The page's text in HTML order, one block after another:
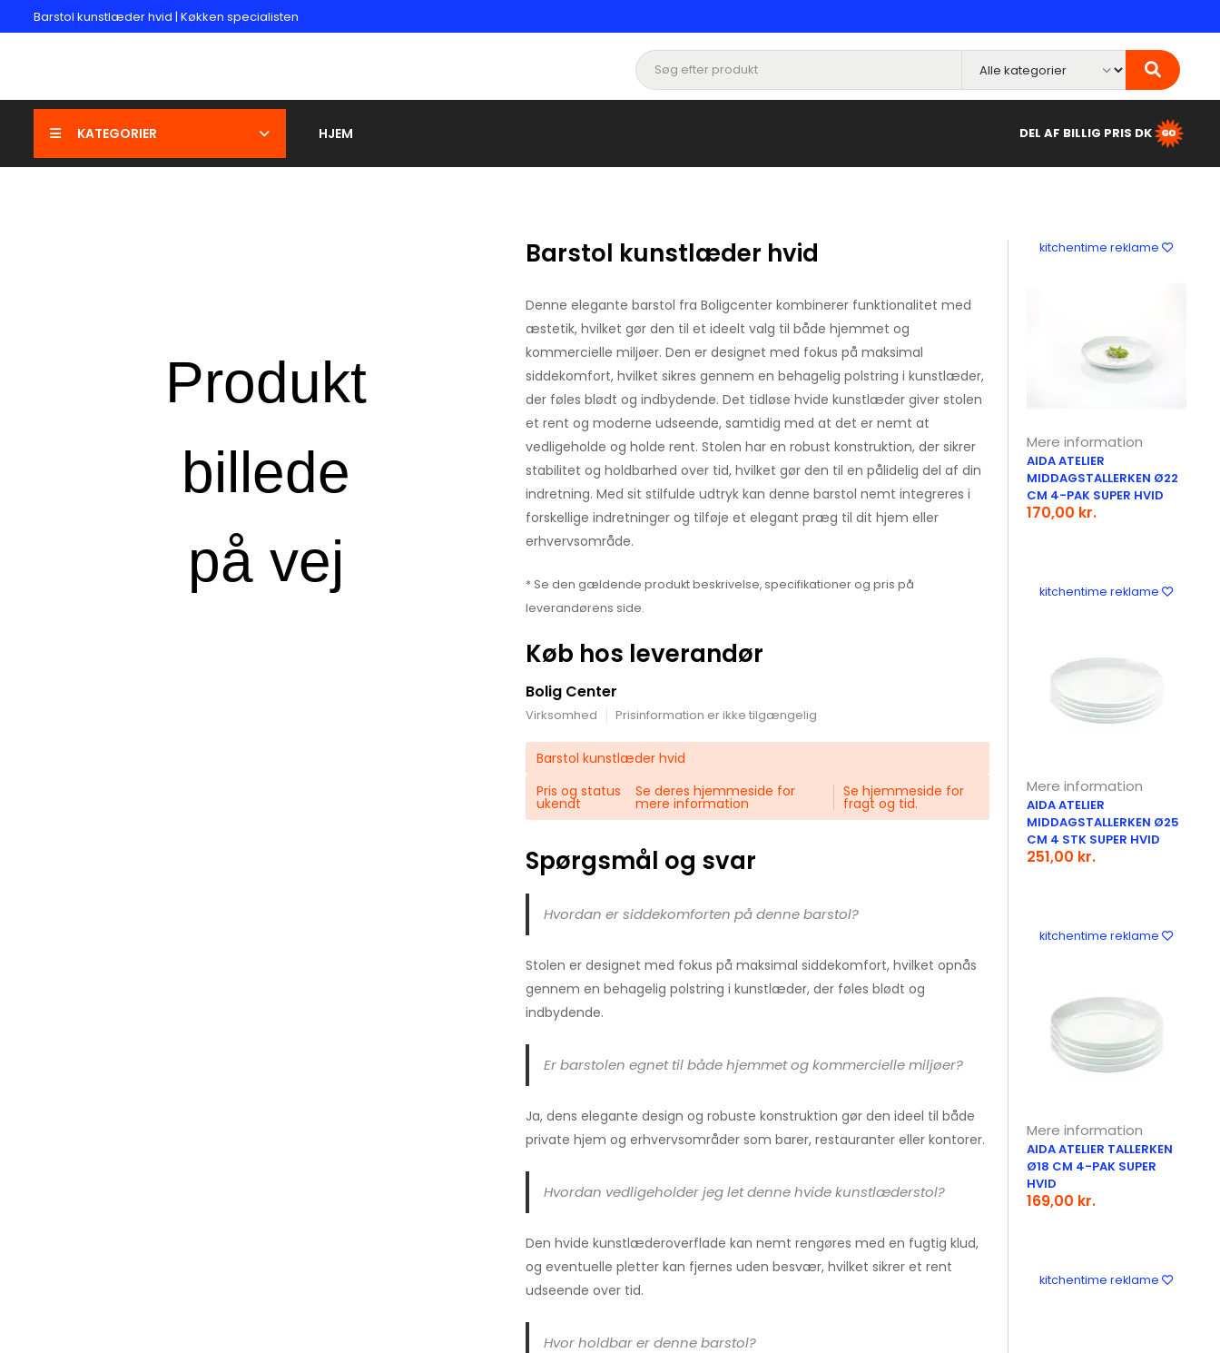
Barstol kunstlæder hvid | Køkken specialisten
KATEGORIER HJEM DEL AF BILLIG PRIS DK
Barstol kunstlæder hvid
Denne elegante barstol fra Boligcenter kombinerer funktionalitet med
æstetik, hvilket gør den til et ideelt valg til både hjemmet og
kommercielle miljøer. Den er designet med fokus på maksimal
siddekomfort, hvilket sikres gennem en behagelig polstring i kunstlæder,
der føles blødt og indbydende. Det tidløse hvide kunstlæder giver stolen
et rent og moderne udseende, samtidig med at det er nemt at
vedligeholde og holde rent. Stolen har en robust konstruktion, der sikrer
stabilitet og holdbarhed over tid, hvilket gør den til en pålidelig del af din
indretning. Med sit stilfulde udtryk kan denne barstol nemt integreres i
forskellige indretninger og tilføje et elegant præg til dit hjem eller
erhvervsområde.
* Se den gældende produkt beskrivelse, specifikationer og pris på
leverandørens side.
Køb hos leverandør
Bolig Center
Virksomhed Prisinformation er ikke tilgængelig
Barstol kunstlæder hvid
Pris og status
ukendt
Se deres hjemmeside for
mere information
Se hjemmeside for
fragt og tid.
Spørgsmål og svar
Hvordan er siddekomforten på denne barstol?
Stolen er designet med fokus på maksimal siddekomfort, hvilket opnås
gennem en behagelig polstring i kunstlæder, der føles blødt og
indbydende.
Er barstolen egnet til både hjemmet og kommercielle miljøer?
Ja, dens elegante design og robuste konstruktion gør den ideel til både
private hjem og erhvervsområder som barer, restauranter eller kontorer.
Hvordan vedligeholder jeg let denne hvide kunstlæderstol?
Den hvide kunstlæderoverflade kan nemt rengøres med en fugtig klud,
og eventuelle pletter kan fjernes uden besvær, hvilket sikrer et rent
udseende over tid.
Hvor holdbar er denne barstol?
kitchentime reklame
Mere information
AIDA ATELIER
MIDDAGSTALLERKEN Ø22
CM 4-PAK SUPER HVID
170,00 kr.
kitchentime reklame
Mere information
AIDA ATELIER
MIDDAGSTALLERKEN Ø25
CM 4 STK SUPER HVID
251,00 kr.
kitchentime reklame
Mere information
AIDA ATELIER TALLERKEN
Ø18 CM 4-PAK SUPER
HVID
169,00 kr.
kitchentime reklame